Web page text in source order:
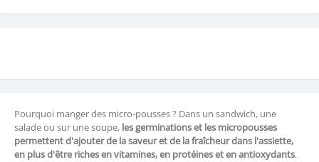
Pourquoi manger des micro-pousses ? Dans un sandwich, une
salade ou sur une soupe, les germinations et les micropousses
permettent d'ajouter de la saveur et de la fraîcheur dans l'assiette,
en plus d'être riches en vitamines, en protéines et en antioxydants.